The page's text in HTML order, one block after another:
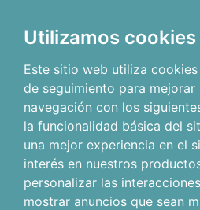
Utilizamos cookies
Este sitio web utiliza
de seguimiento para mejorar
navegación con los
la funcionalidad básica del
una mejor experiencia en el
interés en nuestros
personalizar las
mostrar anuncios que sean